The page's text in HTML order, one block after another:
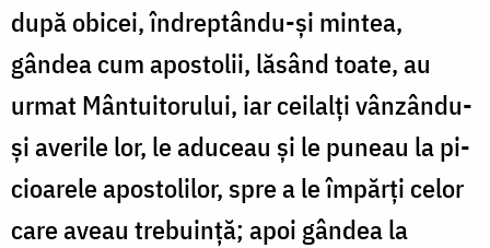
după obicei, îndrep­tân­du-și mintea,
gândea cum apostolii, lăsând toate, au
urmat Mântuitorului, iar ceilalți vân­zându-
și averile lor, le adu­ceau și le puneau la pi­
cioarele apostolilor, spre a le împărți celor
care aveau tre­buin­ță; apoi gândea la